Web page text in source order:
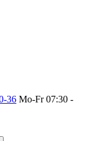
36 Mo-Fr 07:30 -